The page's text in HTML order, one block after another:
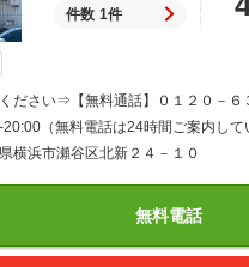
件数 1件
ださい⇒【無料通話】０１２０－６
（無料電話は24時間ご案内して
横浜市瀬谷区北新２４－１０
無料電話